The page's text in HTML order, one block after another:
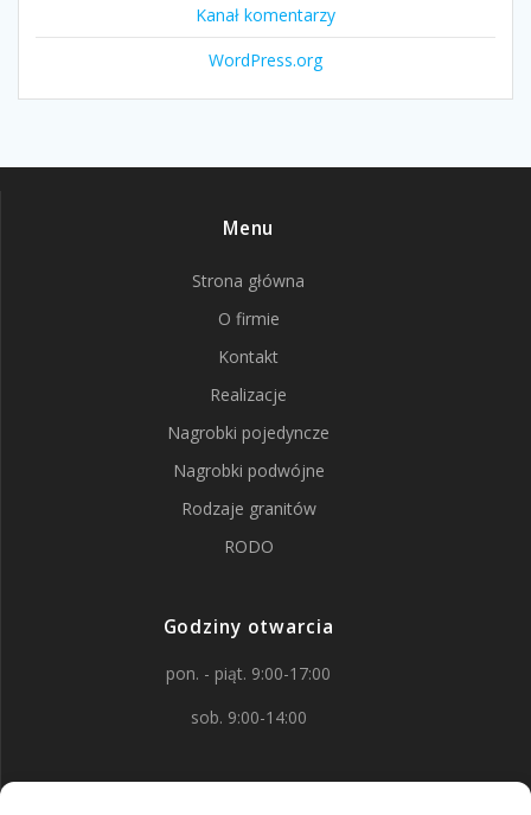
Kanał komentarzy
WordPress.org
Menu
Strona główna
O firmie
Kontakt
Realizacje
Nagrobki pojedyncze
Nagrobki podwójne
Rodzaje granitów
RODO
Godziny otwarcia
pon. - piąt. 9:00-17:00
sob. 9:00-14:00